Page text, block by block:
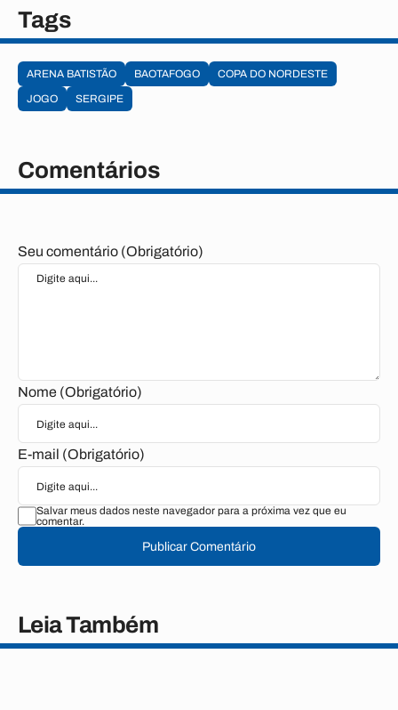
Tags
ARENA BATISTÃO BAOTAFOGO
COPA DO NORDESTE
JOGO
SERGIPE
Comentários
Seu comentário (Obrigatório)
Nome (Obrigatório)
E-mail (Obrigatório)
Salvar meus dados neste navegador para a próxima vez que eu
comentar.
Publicar Comentário
Leia Também